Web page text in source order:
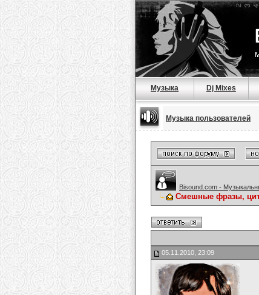
Музыка Dj Mixes
Музыка пользователей
Bisound.com -
Смешные фразы,
05.11.2010, 23:09